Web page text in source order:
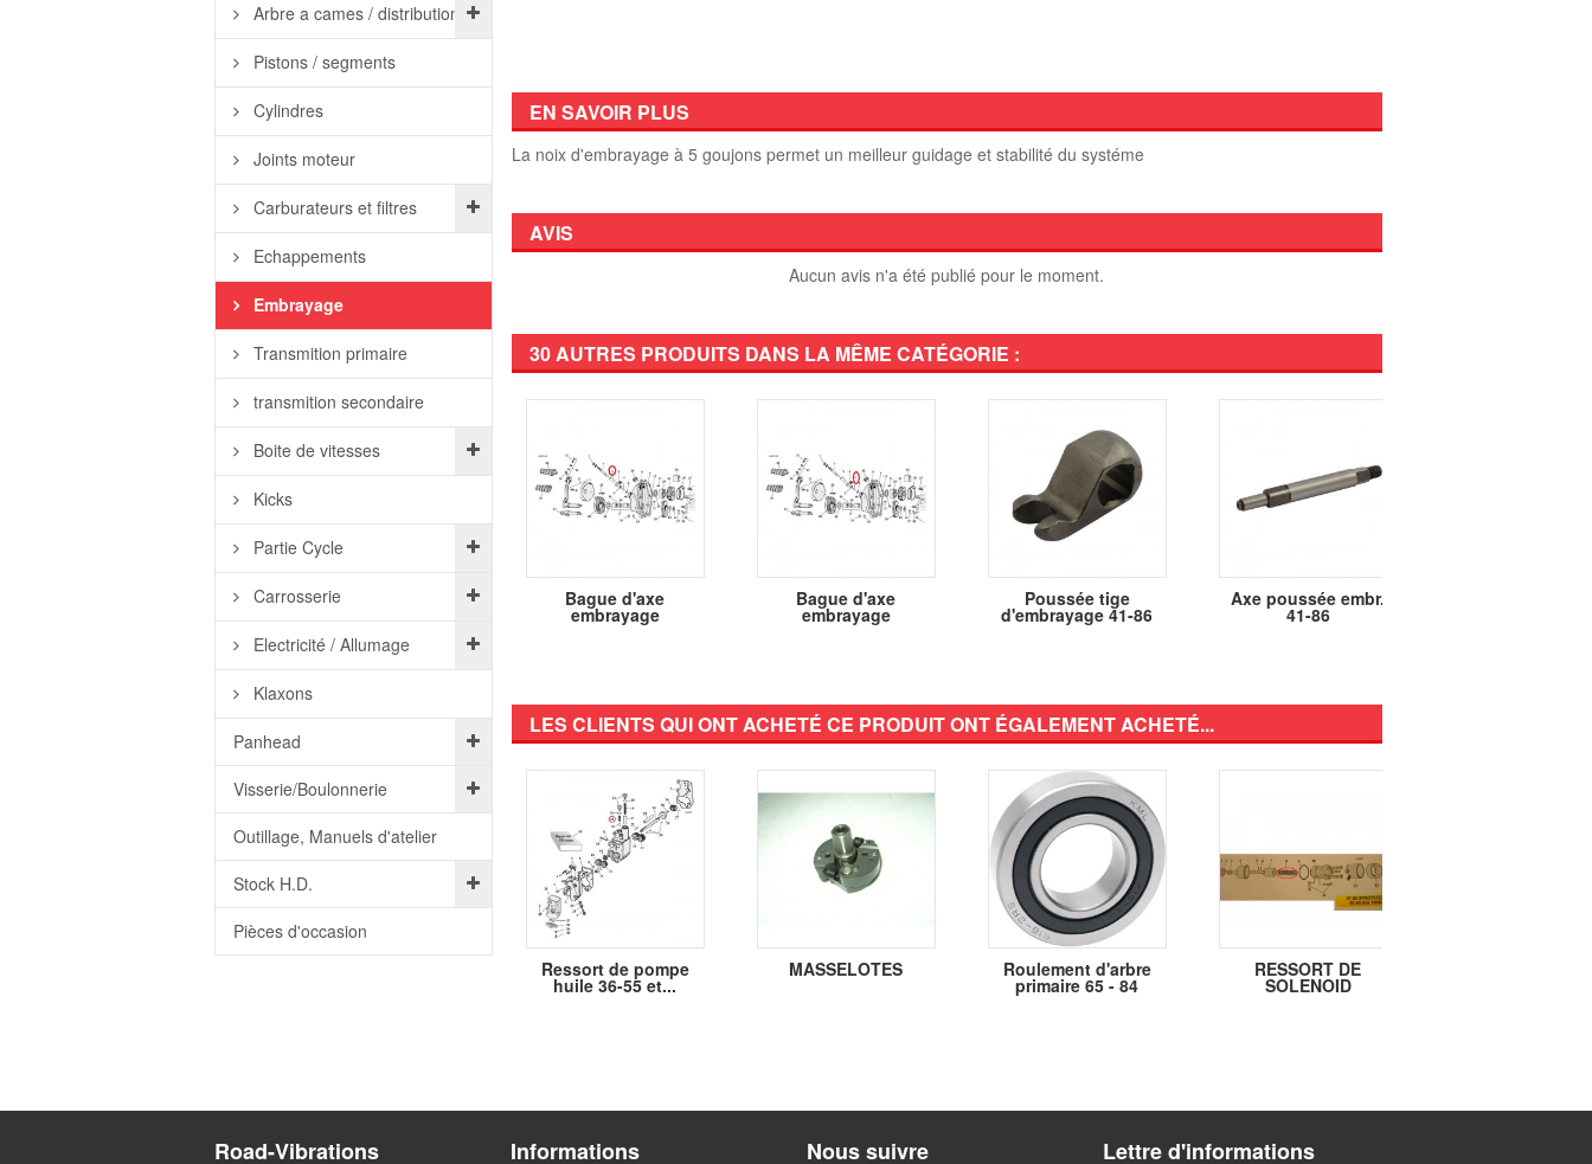
Arbre a cames / distribution
Pistons / segments
Cylindres
Joints moteur
Carburateurs et filtres
Echappements
Embrayage
Transmition primaire
transmition secondaire
Boite de vitesses
Kicks
Partie Cycle
Carrosserie
Electricité / Allumage
Klaxons
Panhead
Visserie/Boulonnerie
Outillage, Manuels d'atelier
Stock H.D.
Pièces d'occasion
EN SAVOIR PLUS
La noix d'embrayage à 5 goujons permet un meilleur guidage et stabilité du systéme
AVIS
Aucun avis n'a été publié pour le moment.
30 AUTRES PRODUITS DANS LA MÊME CATÉGORIE :
Bague d'axe
embrayage
Bague d'axe
embrayage
Poussée tige
d'embrayage 41-86
Axe poussée embr.
41-86
LES CLIENTS QUI ONT ACHETÉ CE PRODUIT ONT ÉGALEMENT ACHETÉ...
Ressort de pompe
huile 36-55 et...
MASSELOTES Roulement d'arbre
primaire 65 - 84
RESSORT DE
SOLENOID
Road-Vibrations Informations Nous suivre Lettre d'informations